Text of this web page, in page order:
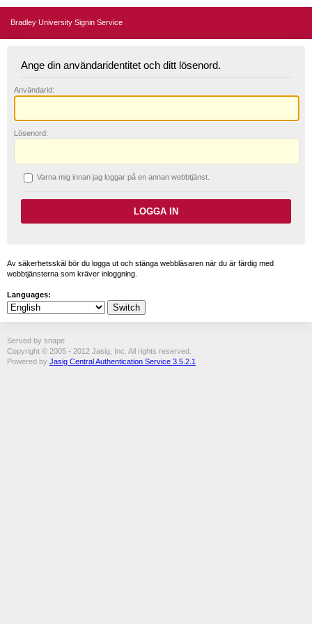
Bradley University Signin Service
Ange din användaridentitet och ditt lösenord.
Användarid:
L ösenord:
Varna mig innan jag loggar på en annan webbtjänst.
Av säkerhetsskäl bör du logga ut och stänga webbläsaren när du är färdig med
webbtjänsterna som kräver inloggning.
Languages:
Served by snape
Copyright © 2005 - 2012 Jasig, Inc. All rights reserved.
Powered by Jasig Central Authentication Service 3.5.2.1